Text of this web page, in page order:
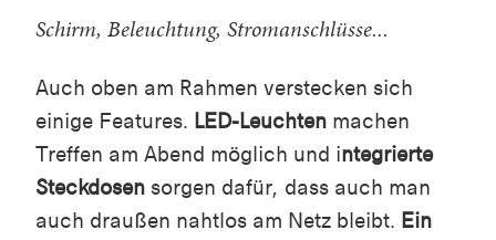
Schirm, Beleuchtung, Stromanschlüsse...
Auch oben am Rahmen verstecken sich
einige Features. LED-Leuchten machen
Treffen am Abend möglich und integrierte
Steckdosen sorgen dafür, dass auch man
auch draußen nahtlos am Netz bleibt. Ein